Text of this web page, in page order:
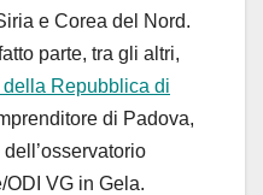
e Corea del Nord.
parte, tra gli altri,
Repubblica di
di Padova,
VG in Gela.